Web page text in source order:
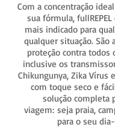
Com a concentração
sua fórmula,
mais indicado para
qualquer situação. São
proteção contra todos
inclusive os
Chikungunya, Zika Vírus
com toque seco e
solução completa
viagem: seja praia,
para o seu